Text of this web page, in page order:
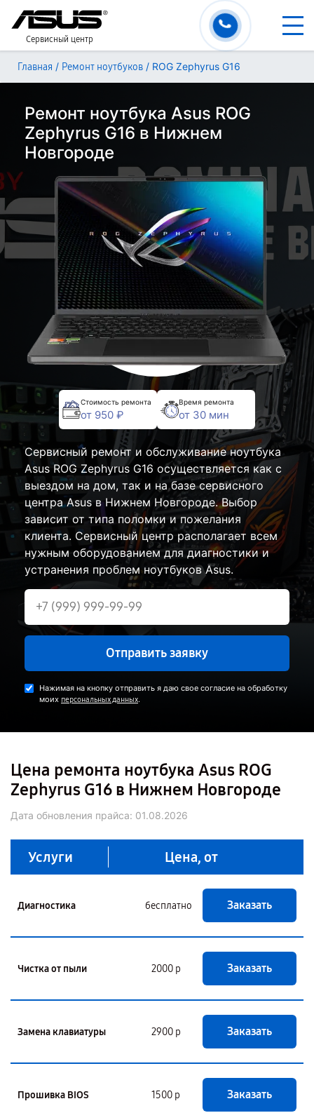
Сервисный центр
Главная / Ремонт ноутбуков / ROG Zephyrus G16
Ремонт ноутбука Asus ROG
Zephyrus G16 в Нижнем
Новгороде
Стоимость ремонта
от 950 ₽
Время ремонта
от 30 мин
Сервисный ремонт и обслуживание ноутбука
Asus ROG Zephyrus G16 осуществляется как с
выездом на дом, так и на базе сервисного
центра Asus в Нижнем Новгороде. Выбор
зависит от типа поломки и пожелания
клиента. Сервисный центр располагает всем
нужным оборудованием для диагностики и
устранения проблем ноутбуков Asus.
Отправить заявку
Нажимая на кнопку отправить я даю свое согласие на обработку
моих персональных данных.
Цена ремонта ноутбука Asus ROG
Zephyrus G16 в Нижнем Новгороде
Дата обновления прайса: 01.08.2026
Услуги Цена, от
Диагностика бесплатно Заказать
Чистка от пыли 2000 р Заказать
Замена клавиатуры 2900 р Заказать
Прошивка BIOS 1500 р Заказать